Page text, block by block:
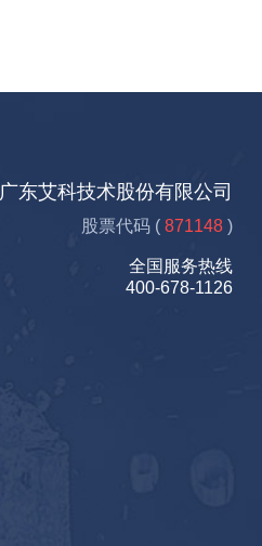
广东艾科技术股份有限公司
股票代码 (871148 )
全国服务热线
400-678-1126